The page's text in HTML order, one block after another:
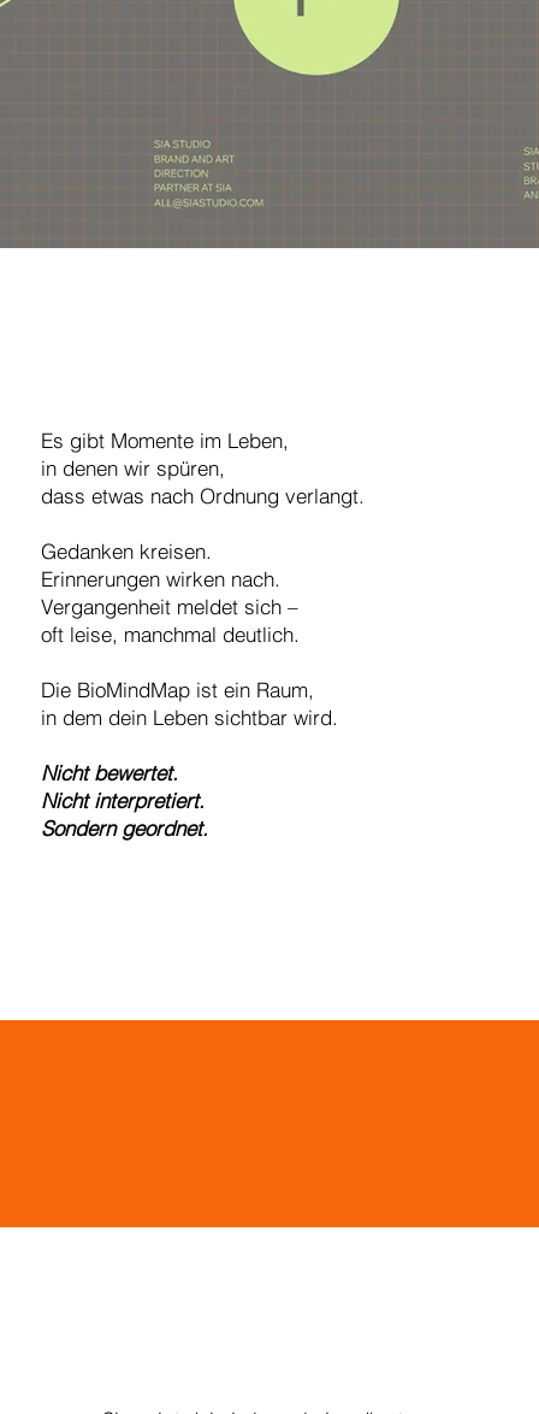
Es gibt Momente im Leben,
in denen wir spüren,
dass etwas nach Ordnung verlangt.
Gedanken kreisen.
Erinnerungen wirken nach.
Vergangenheit meldet sich –
oft leise, manchmal deutlich.
Die BioMindMap ist ein Raum,
in dem dein Leben sichtbar wird.
Nicht bewertet.
Nicht interpretiert.
Sondern geordnet.